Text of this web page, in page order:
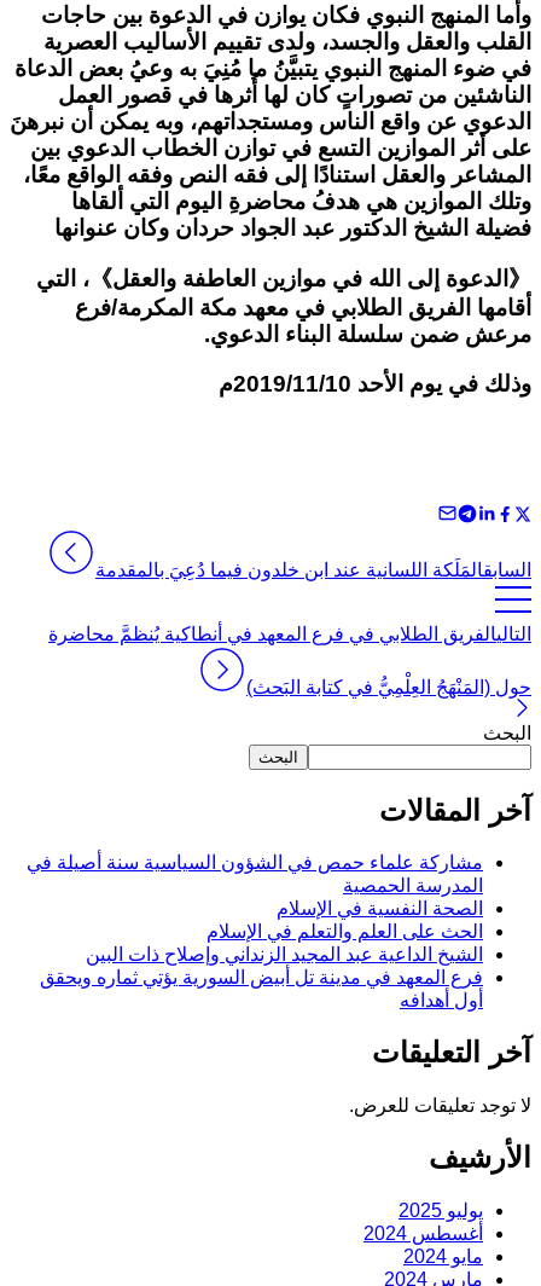
وأما المنهج النبوي فكان يوازن في الدعوة بين حاجات
القلب والعقل والجسد، ولدى تقييم الأساليب العصرية
في ضوء المنهج النبوي يتبيَّنُ ما مُنِيَ به وعيُ بعض الدعاة
الناشئين من تصوراتٍ كان لها أُثرها في قصور العمل
الدعوي عن واقع الناس ومستجداتهم، وبه يمكن أن نبرهنَ
على أثر الموازين التسع في توازن الخطاب الدعوي بين
المشاعر والعقل استنادًا إلى فقه النص وفقه الواقع معًا،
وتلك الموازين هي هدفُ محاضرةِ اليوم التي ألقاها
فضيلة الشيخ الدكتور عبد الجواد حردان وكان عنوانها
《 الدعوة إلى الله في موازين العاطفة والعقل》 ، التي
أقامها الفريق الطلابي في معهد مكة المكرمة/فرع
مرعش ضمن سلسلة البناء الدعوي.
وذلك في يوم الأحد 2019/11/10م
السابقالمَلَكة اللسانية عند ابن خلدون فيما دُعِيَ بالمقدمة
التاليالفريق الطلابي في فرع المعهد في أنطاكية يُنظمَّ محاضرة
حول (المَنْهَجُ العِلْمِيُّ في كتابة البَحث)
البحث
البحث
آخر المقالات
مشاركة علماء حمص في الشؤون السياسية سنة أصيلة في
المدرسة الحمصية
الصحة النفسية في الإسلام
الحث على العلم والتعلم في الإسلام
الشيخ الداعية عبد المجيد الزنداني وإصلاح ذات البين
فرع المعهد في مدينة تل أبيض السورية يؤتي ثماره ويحقق
أول أهدافه
آخر التعليقات
لا توجد تعليقات للعرض.
الأرشيف
يوليو 2025
أغسطس 2024
مايو 2024
مارس 2024